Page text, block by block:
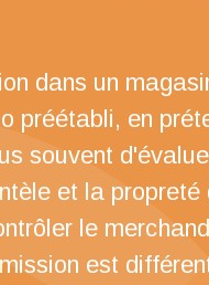
dans un
préétabli, en
souvent
et la propreté
le
est